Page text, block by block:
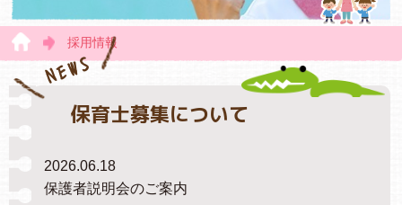
採用情報
保育士募集について
NEWS
2026.06.18
保護者説明会のご案内